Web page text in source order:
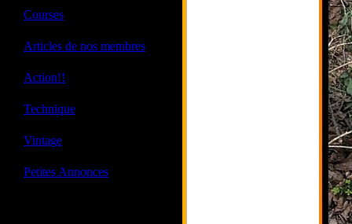
Courses
Articles de nos membres
Action!!
Technique
Vintage
Petites Annonces